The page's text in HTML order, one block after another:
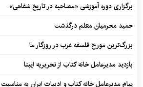
برگزاری دوره آموزشی «مصاحبه در تاریخ شفاهی»
حمید محرمیان معلم درگذشت
بزرگ‌ترین مورخ فلسفه غرب در روزگار ما
بازدید مدیرعامل خانه کتاب از تحریریه ایبنا
پیام مدیرعامل خانه کتاب و ادبیات ایران به مناسبت